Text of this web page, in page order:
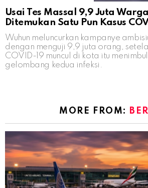
Usai Tes Massal 9,9 Juta
Ditemukan Satu Pun Kasus
Wuhun meluncurkan kampanye
dengan menguji 9,9 juta orang,
COVID-19 muncul di kota itu
gelombang kedua infeksi.
MORE FROM: